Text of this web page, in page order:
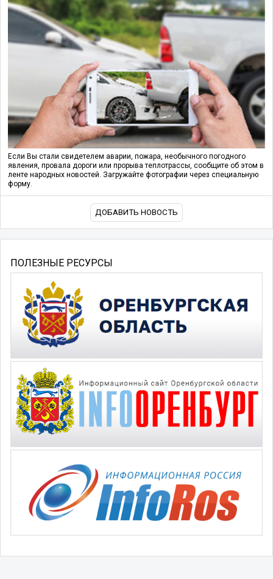
Если Вы стали свидетелем аварии, пожара, необычного погодного
явления, провала дороги или прорыва теплотрассы, сообщите об этом в
ленте народных новостей. Загружайте фотографии через специальную
форму.
ДОБАВИТЬ НОВОСТЬ
ПОЛЕЗНЫЕ РЕСУРСЫ